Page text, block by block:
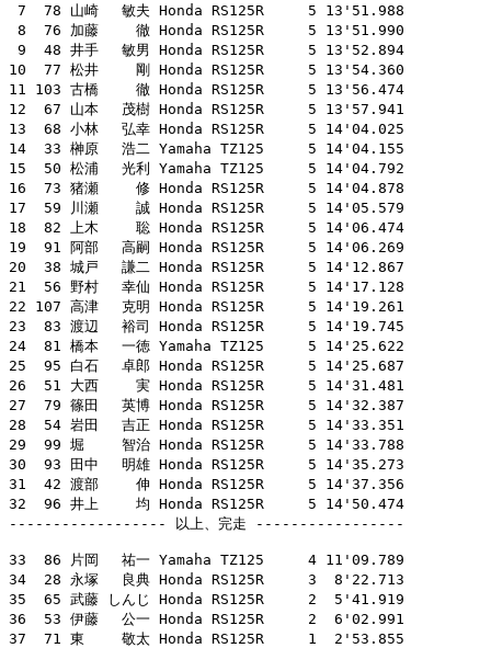
7  78 山崎　 敏夫 Honda RS125R     5 13'51.988
8  76 加藤　　 徹 Honda RS125R     5 13'51.990
9  48 井手　 敏男 Honda RS125R     5 13'52.894
10  77 松井　　 剛 Honda RS125R     5 13'54.360
11 103 古橋　　 徹 Honda RS125R     5 13'56.474
12  67 山本　 茂樹 Honda RS125R     5 13'57.941
13  68 小林　 弘幸 Honda RS125R     5 14'04.025
14  33 榊原　 浩二 Yamaha TZ125     5 14'04.155
15  50 松浦　 光利 Yamaha TZ125     5 14'04.792
16  73 猪瀬　　 修 Honda RS125R     5 14'04.878
17  59 川瀬　　 誠 Honda RS125R     5 14'05.579
18  82 上木　　 聡 Honda RS125R     5 14'06.474
19  91 阿部　 高嗣 Honda RS125R     5 14'06.269
20  38 城戸　 謙二 Honda RS125R     5 14'12.867
21  56 野村　 幸仙 Honda RS125R     5 14'17.128
22 107 高津　 克明 Honda RS125R     5 14'19.261
23  83 渡辺　 裕司 Honda RS125R     5 14'19.745
24  81 橋本　 一徳 Yamaha TZ125     5 14'25.622
25  95 白石　 卓郎 Honda RS125R     5 14'25.687
26  51 大西　　 実 Honda RS125R     5 14'31.481
27  79 篠田　 英博 Honda RS125R     5 14'32.387
28  54 岩田　 吉正 Honda RS125R     5 14'33.351
29  99 堀　　 智治 Honda RS125R     5 14'33.788
30  93 田中　 明雄 Honda RS125R     5 14'35.273
31  42 渡部　　 伸 Honda RS125R     5 14'37.356
32  96 井上　　 均 Honda RS125R     5 14'50.474
------------------ 以上、完走 -----------------
33  86 片岡　 祐一 Yamaha TZ125     4 11'09.789
34  28 永塚　 良典 Honda RS125R     3  8'22.713
35  65 武藤 しんじ Honda RS125R     2  5'41.919
36  53 伊藤　 公一 Honda RS125R     2  6'02.991
37  71 東　　 敬太 Honda RS125R     1  2'53.855